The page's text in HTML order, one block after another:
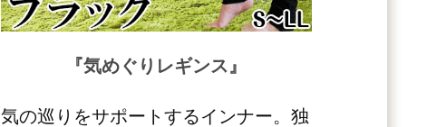
『気めぐりレギンス』
気の巡りをサポートするインナー。独